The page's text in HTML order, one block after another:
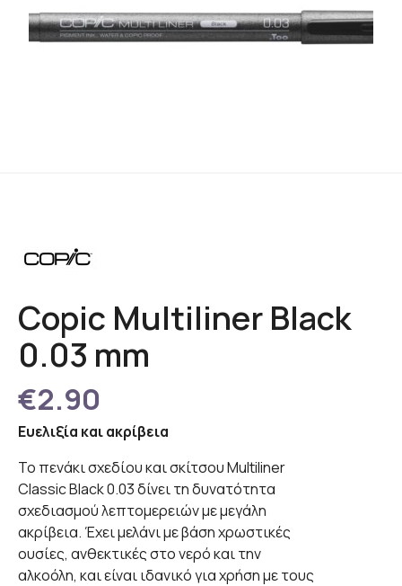
Copic Multiliner Black
0.03 mm
€2.90
Ευελιξία και ακρίβεια
Το πενάκι σχεδίου και σκίτσου Multiliner
Classic Black 0.03 δίνει τη δυνατότητα
σχεδιασμού λεπτομερειών με μεγάλη
ακρίβεια. Έχει μελάνι με βάση χρωστικές
ουσίες, ανθεκτικές στο νερό και την
αλκοόλη, και είναι ιδανικό για χρήση με τους